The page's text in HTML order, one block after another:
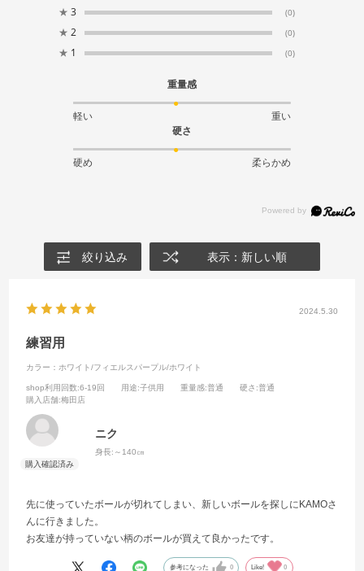
★ 3 (0)
★ 2 (0)
★ 1 (0)
重量感
軽い
重い
硬さ
硬め 柔らかめ
絞り込み 表示：新しい順
2024.5.30
練習用
カラー：ホワイト/フィエルスパープル/ホワイト
shop利用回数:6-19回 用途:子供用 重量感:普通 硬さ :普通
購入店舗:梅田店
ニク
身長: ～140㎝
先に使っていたボールが切れてしまい、新しいボールを探しにKAMOさ
んに行きました。
お友達が持っていない柄のボールが買えて良かったです。
参考になった 0 Like! 0